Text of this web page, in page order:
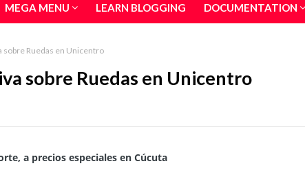
MEGA MENU LEARN BLOGGING DOCUMENTATION
sobre Ruedas en Unicentro
sobre Ruedas en Unicentro
a precios especiales en Cúcuta